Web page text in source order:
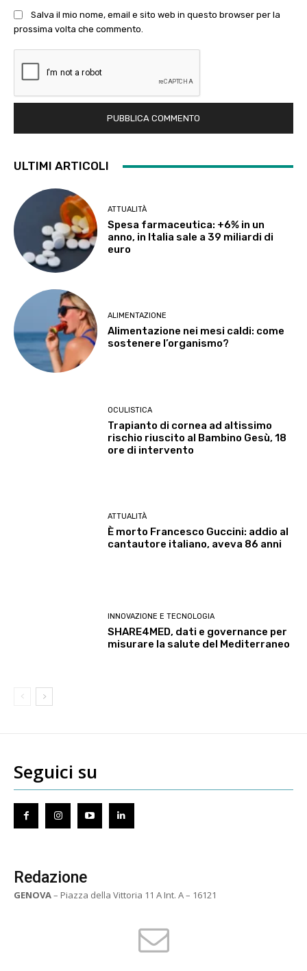
Salva il mio nome, email e sito web in questo browser per la
prossima volta che commento.
ULTIMI ARTICOLI
ATTUALITÀ
Spesa farmaceutica: +6% in un
anno, in Italia sale a 39 miliardi di
euro
ALIMENTAZIONE
Alimentazione nei mesi caldi: come
sostenere l’organismo?
OCULISTICA
Trapianto di cornea ad altissimo
rischio riuscito al Bambino Gesù, 18
ore di intervento
ATTUALITÀ
È morto Francesco Guccini: addio al
cantautore italiano, aveva 86 anni
INNOVAZIONE E TECNOLOGIA
SHARE4MED, dati e governance per
misurare la salute del Mediterraneo
Seguici su
Redazione
GENOVA– Piazza della Vittoria 11 A Int. A – 16121